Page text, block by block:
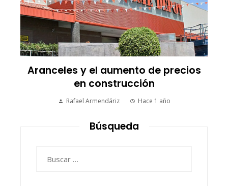
Aranceles y el aumento de precios
en construcción
Rafael Armendáriz Hace 1 año
Búsqueda